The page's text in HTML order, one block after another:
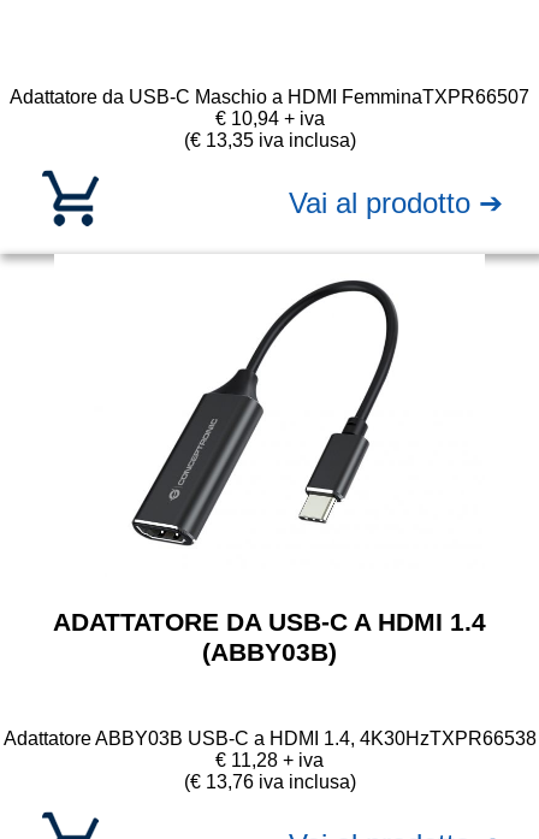
Adattatore da USB-C Maschio a HDMI FemminaTXPR66507
€ 10,94 + iva
(€ 13,35 iva inclusa)
Vai al prodotto ➔
ADATTATORE DA USB-C A HDMI 1.4
(ABBY03B)
Adattatore ABBY03B USB-C a HDMI 1.4, 4K30HzTXPR66538
€ 11,28 + iva
(€ 13,76 iva inclusa)